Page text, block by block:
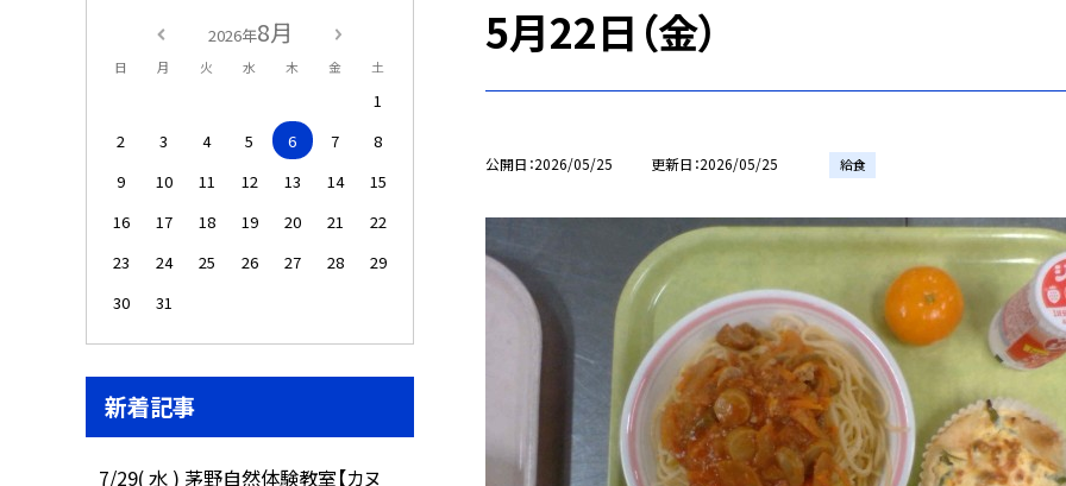
5月22日（金）
公開日 2026/05/25 更新日 2026/05/25 給食
2026年8月
日 月 火 水 木 金 土
1
2
3 4 5 6 7
8
9
10 11 12 13 14
15
16
17 18 19 20 21
22
23
24 25 26 27 28
29
30
31
新着記事
7/29( 水 ) 茅野自然体験教室【カヌ